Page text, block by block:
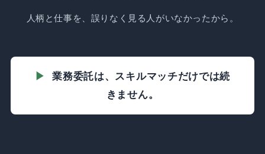
人柄と仕事を、誤りなく見る人がいなかったから。
業務委託は、スキルマッチだけでは続
きません。